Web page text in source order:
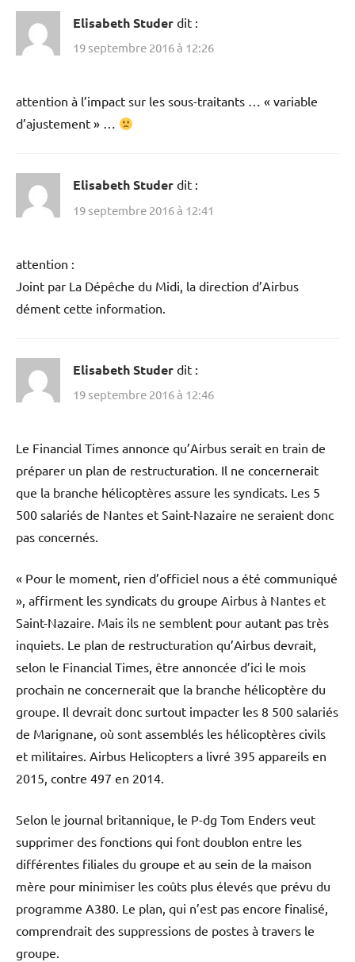
Elisabeth Studer dit :
19 septembre 2016 à 12:26
attention à l’impact sur les sous-traitants … « variable
d’ajustement » …
Elisabeth Studer dit :
19 septembre 2016 à 12:41
attention :
Joint par La Dépêche du Midi, la direction d’Airbus
dément cette information.
Elisabeth Studer dit :
19 septembre 2016 à 12:46
Le Financial Times annonce qu’Airbus serait en train de
préparer un plan de restructuration. Il ne concernerait
que la branche hélicoptères assure les syndicats. Les 5
500 salariés de Nantes et Saint-Nazaire ne seraient donc
pas concernés.
« Pour le moment, rien d’officiel nous a été communiqué
», affirment les syndicats du groupe Airbus à Nantes et
Saint-Nazaire. Mais ils ne semblent pour autant pas très
inquiets. Le plan de restructuration qu’Airbus devrait,
selon le Financial Times, être annoncée d’ici le mois
prochain ne concernerait que la branche hélicoptère du
groupe. Il devrait donc surtout impacter les 8 500 salariés
de Marignane, où sont assemblés les hélicoptères civils
et militaires. Airbus Helicopters a livré 395 appareils en
2015, contre 497 en 2014.
Selon le journal britannique, le P-dg Tom Enders veut
supprimer des fonctions qui font doublon entre les
différentes filiales du groupe et au sein de la maison
mère pour minimiser les coûts plus élevés que prévu du
programme A380. Le plan, qui n’est pas encore finalisé,
comprendrait des suppressions de postes à travers le
groupe.